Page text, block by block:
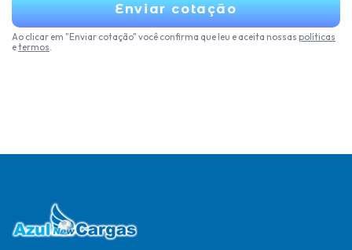
Ao clicar em "Enviar cotação" você confirma que leu e aceita nossas políticas
etermos.
Enviar cotação